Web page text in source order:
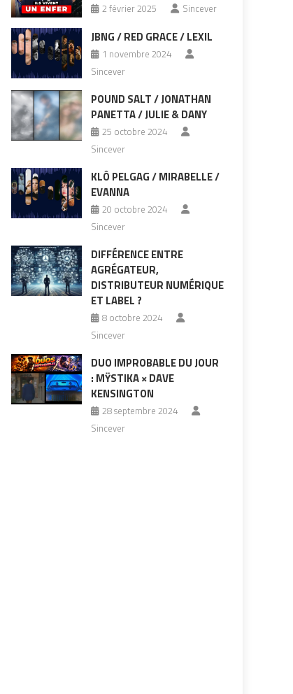
2 février 2025 Sincever
JBNG / RED GRACE / LEXIL
1 novembre 2024
Sincever
POUND SALT / JONATHAN
PANETTA / JULIE & DANY
25 octobre 2024
Sincever
KLÔ PELGAG / MIRABELLE /
EVANNA
20 octobre 2024
Sincever
DIFFÉRENCE ENTRE
AGRÉGATEUR,
DISTRIBUTEUR NUMÉRIQUE
ET LABEL ?
8 octobre 2024
Sincever
DUO IMPROBABLE DU JOUR
: MŸSTIKA × DAVE
KENSINGTON
28 septembre 2024
Sincever